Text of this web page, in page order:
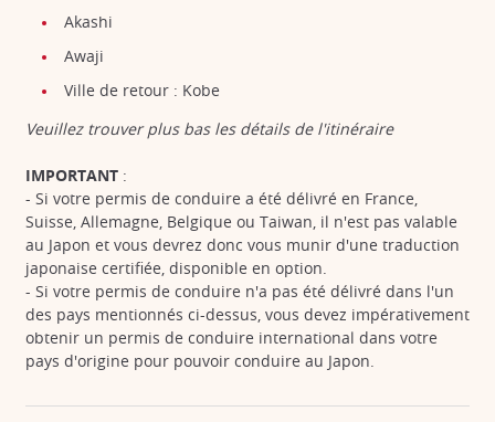
Akashi
Awaji
Ville de retour : Kobe
Veuillez trouver plus bas les détails de l'itinéraire
IMPORTANT :
- Si votre permis de conduire a été délivré en France,
Suisse, Allemagne, Belgique ou Taiwan, il n'est pas valable
au Japon et vous devrez donc vous munir d'une traduction
japonaise certifiée, disponible en option.
- Si votre permis de conduire n'a pas été délivré dans l'un
des pays mentionnés ci-dessus, vous devez impérativement
obtenir un permis de conduire international dans votre
pays d'origine pour pouvoir conduire au Japon.